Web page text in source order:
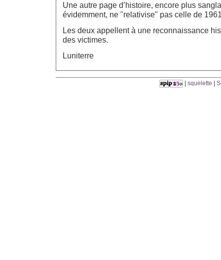
Une autre page d’histoire, encore plus
évidemment, ne "relativise" pas celle de
Les deux appellent à une reconnaissance
des victimes.
Luniterre
squelette